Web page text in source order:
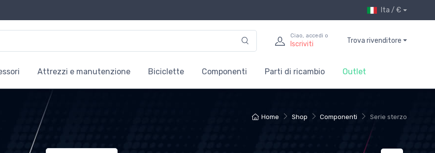
Ita / €
Ciao, accedi o
Iscriviti Trova rivenditore
Attrezzi e manutenzione Biciclette Componenti Parti di ricambio Outlet
Home Shop Componenti Serie sterzo